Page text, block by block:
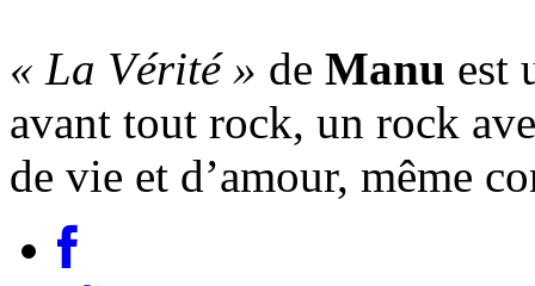
« La Vérité » de Manu est
avant tout rock, un rock
de vie et d’amour, même